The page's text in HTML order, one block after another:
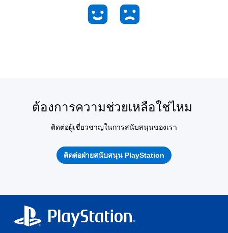
ต้องการความช่วยเหลือใช่ไหม
ติดต่อผู้เชี่ยวชาญในการสนับสนุนของเรา
ติดต่อฝ่ายสนับสนุน PlayStation